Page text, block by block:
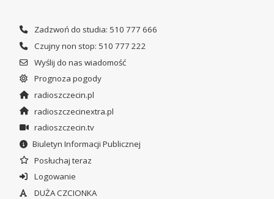
Zadzwoń do studia: 510 777 666
Czujny non stop: 510 777 222
Wyślij do nas wiadomość
Prognoza pogody
radioszczecin.pl
radioszczecinextra.pl
radioszczecin.tv
Biuletyn Informacji Publicznej
Posłuchaj teraz
Logowanie
DUŻA CZCIONKA